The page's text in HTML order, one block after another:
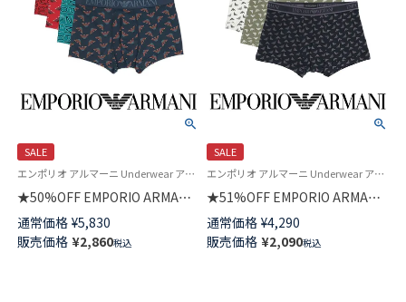
SALE
エンポリオ アルマーニ Underwear アンダーウェア 紳士 下着
★50%OFF EMPORIO ARMANI
ALL OVER MICROFIBER オール
オーバーマイクロファイバー ボ
クサーパンツ 前閉じ EUサイズ
通常価格 ¥5,830
販売価格 ¥2,860税込
SALE
エンポリオ アルマーニ Underwear アンダーウェア 紳士 下着
★51%OFF EMPORIO ARMANI
CORE LOGOBAND コアロゴバ
ンド ボクサーパンツ 前閉じ EU
サイズ メンズ 54007791
通常価格 ¥4,290
販売価格 ¥2,090税込